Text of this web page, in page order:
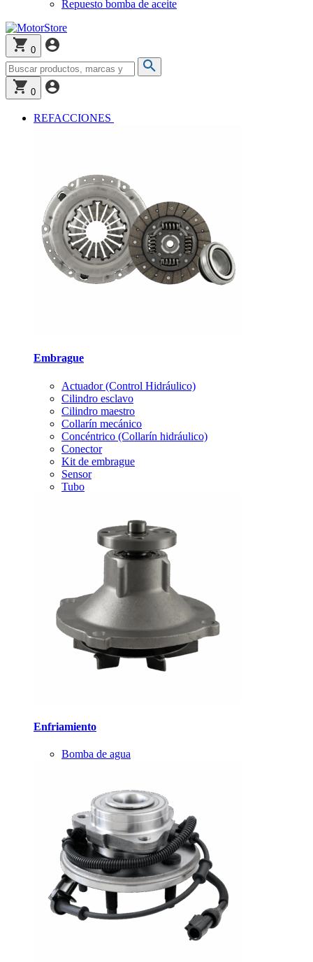
Repuesto bomba de aceite
0
0
REFACCIONES
Embrague
Actuador (Control Hidráulico)
Cilindro esclavo
Cilindro maestro
Collarín mecánico
Concéntrico (Collarín hidráulico)
Conector
Kit de embrague
Sensor
Tubo
Enfriamiento
Bomba de agua